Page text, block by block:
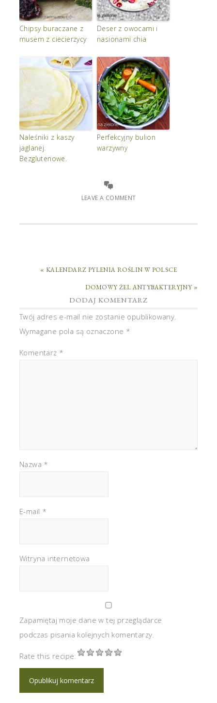
Chipsy buraczane z
musem z ciecierzycy
Deser z owocami i
nasionami chia
Naleśniki z kaszy
jaglanej.
Bezglutenowe.
Perfekcyjny bulion
warzywny
LEAVE A COMMENT
« KALENDARZ PYLENIA ROŚLIN W POLSCE
DOMOWY ŻEL ANTYBAKTERYJNY »
DODAJ KOMENTARZ
Twój adres e-mail nie zostanie opublikowany.
Wymagane pola są oznaczone *
Komentarz *
Nazwa *
E-mail *
Witryna internetowa
Zapamiętaj moje dane w tej przeglądarce
podczas pisania kolejnych komentarzy.
Rate this recipe: